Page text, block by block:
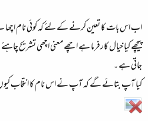
اب اس بات کا تعین کرنے کے لئے کہ کوئی نام اچھا
پیچھے کیا خیال کارفرما ہے اچھے معنی اچھی تشریح
جاتی ہے ۔
کیا آپ بتائے گے کہ آپ نے اس نام کا انتخاب